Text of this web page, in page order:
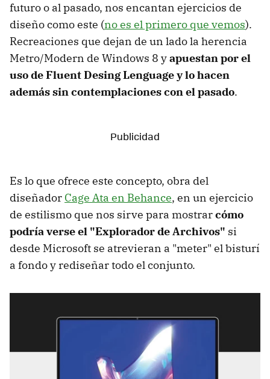
futuro o al pasado, nos encantan ejercicios de
diseño como este (no es el primero que vemos).
Recreaciones que dejan de un lado la herencia
Metro/Modern de Windows 8 yapuestan por el
uso de Fluent Desing Lenguage y lo hacen
además sin contemplaciones con el pasado.
Es lo que ofrece este concepto, obra del
diseñador Cage Ata en Behance, en un ejercicio
de estilismo que nos sirve para mostrarcómo
podría verse el "Explorador de Archivos" si
desde Microsoft se atrevieran a "meter" el bisturí
a fondo y rediseñar todo el conjunto.